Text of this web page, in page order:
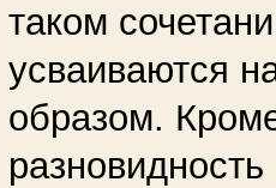
таком
усваиваются
образом.